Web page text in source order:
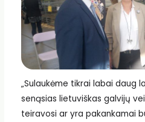
„Sulaukėme tikrai labai daug
senąsias lietuviškas galvijų
teiravosi ar yra pakankamai